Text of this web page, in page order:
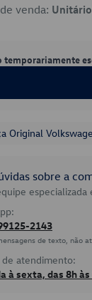
venda:
temporariamente
Original
sobre a
2143
de texto, não
de atendimento:
à sexta, das 8h às